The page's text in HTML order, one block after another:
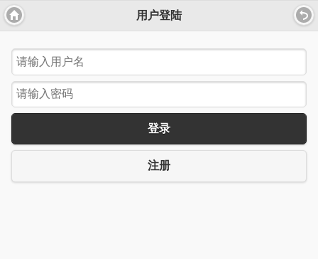
用户登陆
登录
注册